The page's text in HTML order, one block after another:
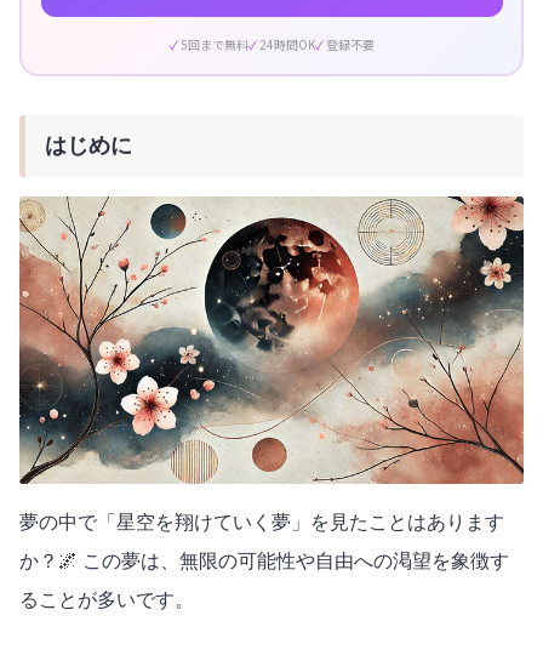
5回まで無料 24時間OK 登録不要
はじめに
夢の中で「星空を翔けていく夢」を見たことはあります
か？🌌 この夢は、無限の可能性や自由への渇望を象徴す
ることが多いです。